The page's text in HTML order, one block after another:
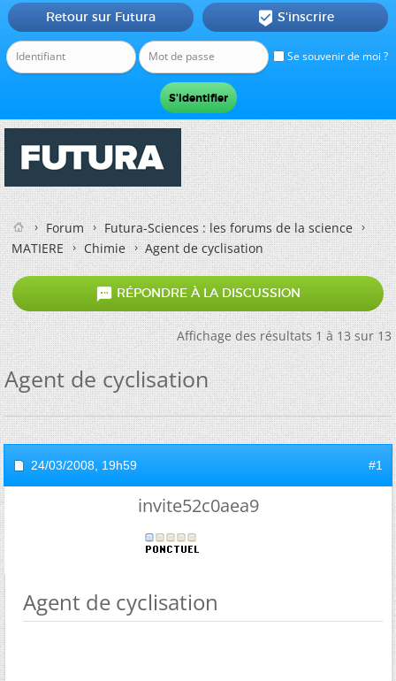
Se souvenir de moi ?
Retour sur Futura  S'inscrire
Forum
Futura-Sciences : les forums de la science
MATIERE
Chimie Agent de cyclisation
 RÉPONDRE À LA DISCUSSION
Affichage des résultats 1 à 13 sur 13
Agent de cyclisation
24/03/2008, 19h59 #1
invite52c0aea9
Agent de cyclisation